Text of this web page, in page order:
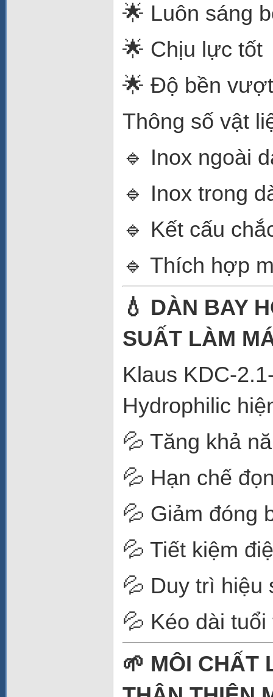
🌟 Luôn sáng
🌟 Chịu lực tốt
🌟 Độ bền
Thông số vật
🔹 Inox ngoài
🔹 Inox trong
🔹 Kết cấu
🔹 Thích hợp
💧 DÀN BAY
SUẤT LÀM
Klaus KDC-
Hydrophilic
💦 Tăng khả
💦 Hạn chế
💦 Giảm đóng
💦 Tiết kiệm
💦 Duy trì hiệu
💦 Kéo dài
🌱 MÔI CHẤT